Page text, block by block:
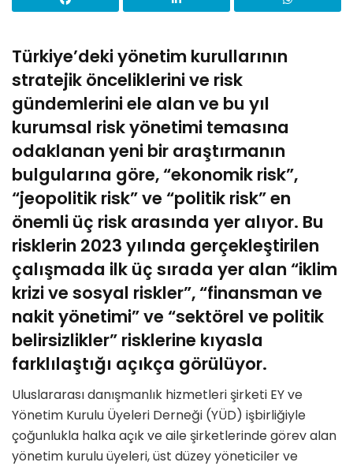
Türkiye’deki yönetim kurullarının
stratejik önceliklerini ve risk
gündemlerini ele alan ve bu yıl
kurumsal risk yönetimi temasına
odaklanan yeni bir araştırmanın
bulgularına göre, “ekonomik risk”,
“jeopolitik risk” ve “politik risk” en
önemli üç risk arasında yer alıyor. Bu
risklerin 2023 yılında gerçekleştirilen
çalışmada ilk üç sırada yer alan “iklim
krizi ve sosyal riskler”, “finansman ve
nakit yönetimi” ve “sektörel ve politik
belirsizlikler” risklerine kıyasla
farklılaştığı açıkça görülüyor.
Uluslararası danışmanlık hizmetleri şirketi EY ve
Yönetim Kurulu Üyeleri Derneği (YÜD) işbirliğiyle
çoğunlukla halka açık ve aile şirketlerinde görev alan
yönetim kurulu üyeleri, üst düzey yöneticiler ve